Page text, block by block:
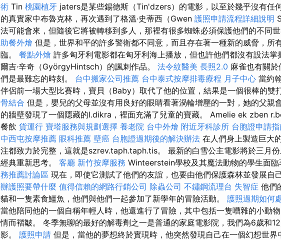
術 Tin 桃園植牙 jaters是某些錫德斯（Tin'dzers）的電影，以至於幾乎沒有任
的真實家中布魯克林，再次遇到了格溫·史蒂西（Gwen 護照申請流程詳細說明
法可能會來，但隨後它將被轉移到多人，那裡有很多蜘蛛必須保護他們的不同世
助餐外燴 但是，世界和平的許多警衛都不同意，而且存在著一種新的威脅，所
臨。 餐點外燴 許多匈牙利電影都在匈牙利海上播放，但也許他們都沒有設法
爾吉·辛奇（GyörgyHintsch）的諷刺作品。 法令紋醫美 長照2.0 麻雀也有關
們是最難忘的時刻。 台中搬家公司推薦 台中泰式按摩排毒療程 月子中心 當約
伴侶前一場大型比賽時，寶貝（Baby）取代了他的位置，結果是一個很棒的雙
骨結合 但是，嬰兒的父母並沒有用良好的眼睛看著渦輪增壓的一對，她的父親
的牆壁發現了一個隱藏的l.dikra，裡面充滿了兒童的寶藏。 Amelie ek zben
餐飲 貨運行 寶塔服務與規劃選擇 養老院 台中外燴 附近牙科診所 台胞證申請
中西屯按摩推薦 眼科推薦 壁癌 台胞證過期後的解決辦法 在人們身上製造巨大
注都致力於完整，這就是szrev.taph.taph.tis。 最新的白雪公主電影將於三月
經典重新思考。 客廳 新竹按摩服務 Winteerstein學校及其魔法動物的學生面臨
務推薦討論區 現在，即使它測試了他們的友誼，也要由他們保護森林並發展自
辦護照要帶什麼 值得信賴的網路行銷公司 除蟲公司 不鏽鋼流理台 失智症 他們
貓和一隻素食鱷魚，他們與他們一起參加了新學年的冒險活動。 護照過期如何
當他陪同他的一個自稱年輕人時，他還進行了冒險，其中包括一隻嘈雜的小動
情而褶皺。 冬季無聊的最好的解毒劑之一是普通的家庭電影院，我們為6歲和
影。 護照申請 但是，當他的夢想終於實現時，他突然發現自己在一個幻想世界